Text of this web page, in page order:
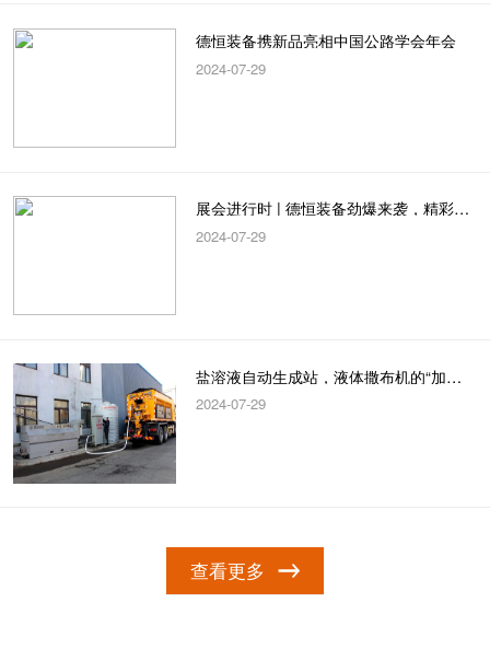
德恒装备携新品亮相中国公路学会年会
2024-07-29
展会进行时 | 德恒装备劲爆来袭，精彩不容错过！
2024-07-29
盐溶液自动生成站，液体撒布机的“加油站”
2024-07-29
查看更多